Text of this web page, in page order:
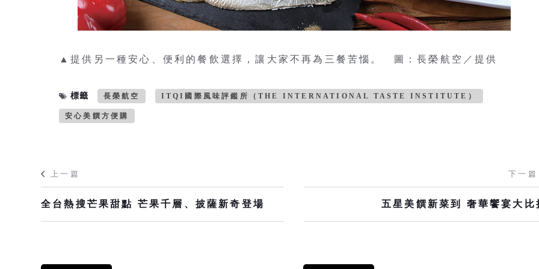
▲提供另一種安心、便利的餐飲選擇，讓大家不再為三餐苦惱。 圖：長榮航空／提供
標籤 長榮航空 ITQI國際風味評鑑所（THE INTERNATIONAL TASTE INSTITUTE）
安心美饌方便購
上一篇
全台熱搜芒果甜點 芒果千層、披薩新奇登場
下一篇
五星美饌新菜到 奢華饗宴大比